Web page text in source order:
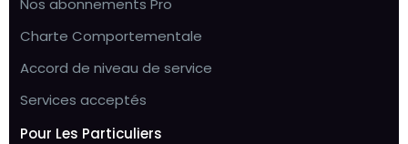
Nos abonnements Pro
Charte Comportementale
Accord de niveau de service
Services acceptés
Pour Les Particuliers